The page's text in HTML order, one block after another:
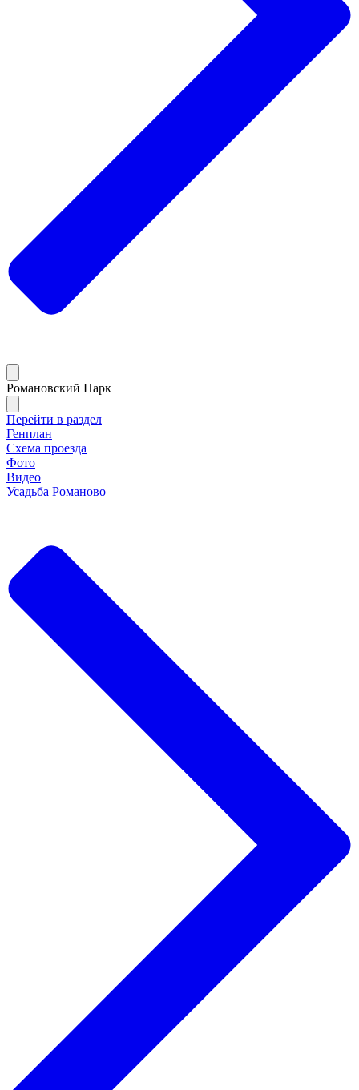
Романовский Парк
Перейти в раздел
Генплан
Схема проезда
Фото
Видео
Усадьба Романово